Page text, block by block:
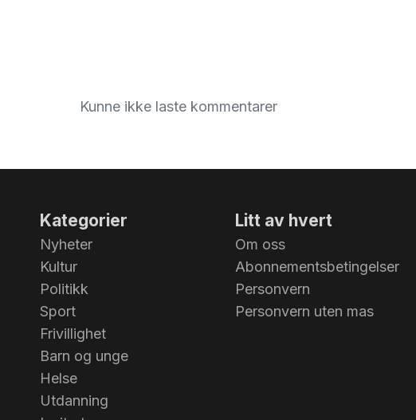
Kunne ikke laste kommentarer
Kategorier
Nyheter
Kultur
Politikk
Sport
Frivillighet
Barn og unge
Helse
Utdanning
Litt av hvert
Om oss
Abonnementsbetingelser
Personvern
Personvern uten mas